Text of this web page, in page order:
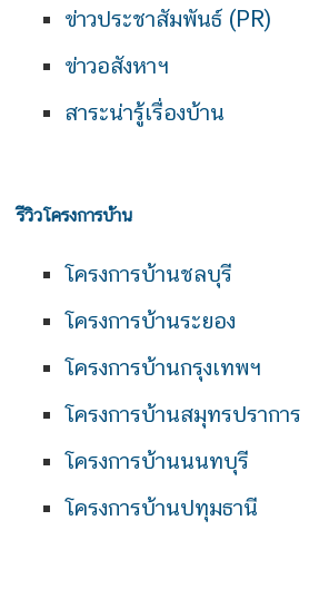
ข่าวประชาสัมพันธ์ (PR)
ข่าวอสังหาฯ
สาระน่ารู้เรื่องบ้าน
รีวิวโครงการบ้าน
โครงการบ้านชลบุรี
โครงการบ้านระยอง
โครงการบ้านกรุงเทพฯ
โครงการบ้านสมุทรปราการ
โครงการบ้านนนทบุรี
โครงการบ้านปทุมธานี